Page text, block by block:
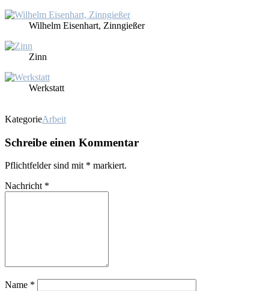
Wil­helm Ei­sen­hart, Zinn­gie­ßer
Zinn
Werk­statt
KategorieArbeit
Schreibe einen Kommentar
Pflichtfelder sind mit * markiert.
Nachricht *
Name *